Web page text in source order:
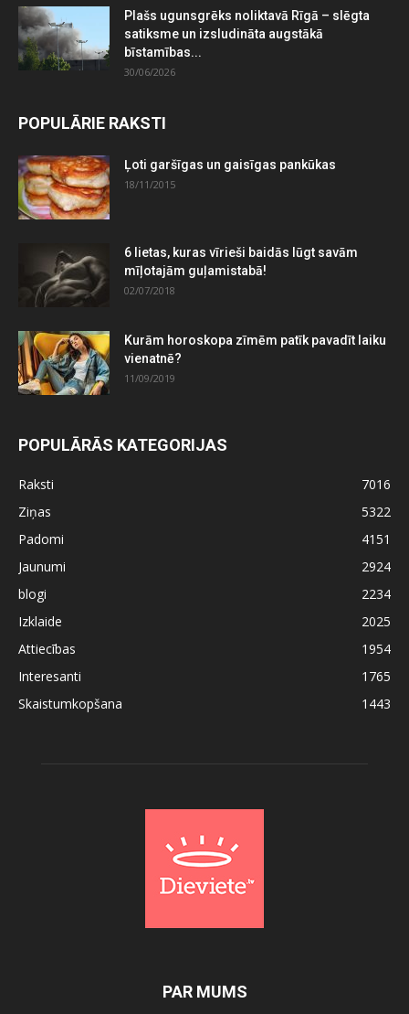
Plašs ugunsgrēks noliktavā Rīgā – slēgta
satiksme un izsludināta augstākā
bīstamības...
30/06/2026
POPULĀRIE RAKSTI
Ļoti garšīgas un gaisīgas pankūkas
18/11/2015
6 lietas, kuras vīrieši baidās lūgt savām
mīļotajām guļamistabā!
02/07/2018
Kurām horoskopa zīmēm patīk pavadīt laiku
vienatnē?
11/09/2019
POPULĀRĀS KATEGORIJAS
Raksti
7016
Ziņas
5322
Padomi
4151
Jaunumi
2924
blogi
2234
Izklaide
2025
Attiecības
1954
Interesanti
1765
Skaistumkopšana
1443
PAR MUMS